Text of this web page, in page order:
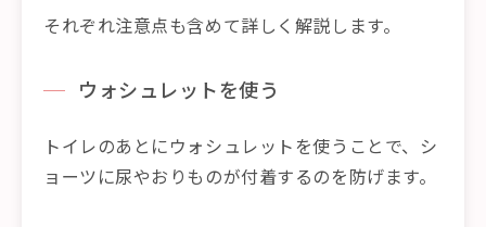
それぞれ注意点も含めて詳しく解説します。
ウォシュレットを使う
トイレのあとにウォシュレットを使うことで、シ
ョーツに尿やおりものが付着するのを防げます。